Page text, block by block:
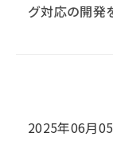
グ対応の開発
2025年06月